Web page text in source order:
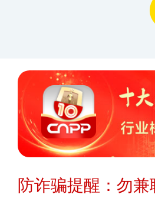
防诈骗提醒：勿